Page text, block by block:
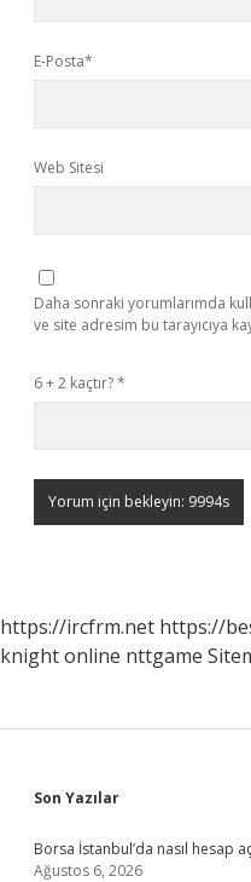
E-Posta*
Web Sitesi
Daha sonraki yorumlarımda
ve site adresim bu tarayıcıya
6 + 2 kaçtır?*
https://ircfrm.net https://
knight online nttgame
Sidebar
Son Yazılar
Borsa İstanbul’da nasıl hesap
Ağustos 6, 2026